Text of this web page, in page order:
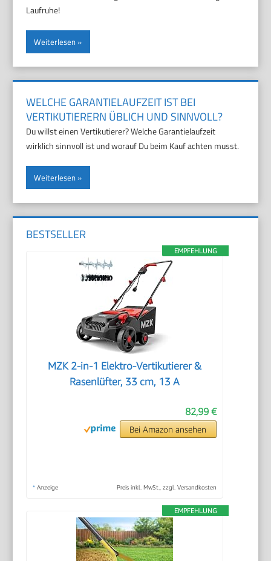
Laufruhe!
Weiterlesen
WELCHE GARANTIELAUFZEIT IST BEI
VERTIKUTIERERN ÜBLICH UND SINNVOLL?
Du willst einen Vertikutierer? Welche Garantielaufzeit
wirklich sinnvoll ist und worauf Du beim Kauf achten musst.
Weiterlesen
BESTSELLER
EMPFEHLUNG
MZK 2-in-1 Elektro-Vertikutierer &
Rasenlüfter, 33 cm, 13 A
82,99 €
Bei Amazon ansehen
* Anzeige Preis inkl. MwSt., zzgl. Versandkosten
EMPFEHLUNG